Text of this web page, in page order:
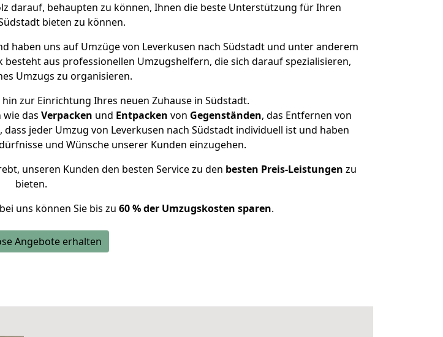
darauf, behaupten zu können, Ihnen die beste Unterstützung für Ihren
bieten zu können.
haben uns auf Umzüge von Leverkusen nach Südstadt und unter anderem
besteht aus professionellen Umzugshelfern, die sich darauf spezialisieren,
Umzugs zu organisieren.
zur Einrichtung Ihres neuen Zuhause in Südstadt.
das Verpacken und Entpacken von Gegenständen, das Entfernen von
jeder Umzug von Leverkusen nach Südstadt individuell ist und haben
und Wünsche unserer Kunden einzugehen.
unseren Kunden den besten Service zu den besten Preis-Leistungen zu
bieten.
uns können Sie bis zu 60 % der Umzugskosten sparen.
Angebote erhalten